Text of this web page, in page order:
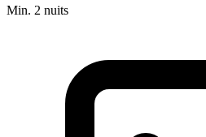
Min. 2 nuits